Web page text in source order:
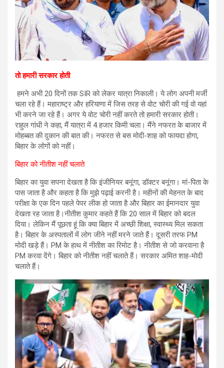
तो हमारी सरकार होती
हमने अभी 20 दिनों तक SIR को लेकर यात्रा निकाली। ये लोग अपनी मर्जी
चला रहे हैं। महाराष्ट्र और हरियाणा में जिस तरह से वोट चोरी की गई वो यहां
भी करने जा रहे हैं। अगर ये वोट चोरी नहीं करते तो हमारी सरकार होती।
राहुल गांधी ने कहा, मैं यात्रा में 4 हजार किमी चला। मैंने नफरत के बाजार में
मोहब्बत की दुकान की बात की। नफरत से बस मोदी-शाह को फायदा होगा,
बिहार के लोगों को नहीं।
बिहार को नीतीश नहीं चलाते
बिहार का युवा सपना देखता है कि इंजीनियर बनूंगा, डॉक्टर बनूंगा। मां-पिता के
पास जाता है और कहता है कि मुझे पढ़ाई करनी है। महीनों की मेहनत के बाद
परीक्षा के एक दिन पहले पेपर लीक हो जाता है और बिहार का ईमानदार युवा
देखता रह जाता है।नीतीश कुमार कहते हैं कि 20 साल में बिहार को बदल
दिया। लेकिन मैं पूछता हूं कि क्या बिहार में अच्छी शिक्षा, स्वास्थ्य मिल सकता
है। बिहार के अस्पतालों में लोग जीने नहीं मरने जाते हैं। दूसरी तरफ PM
मोदी खड़े हैं। PM के हाथ में नीतीश का रिमोट है। नीतीश से जो करवाना है
PM करवा देंगे। बिहार को नीतीश नहीं चलाते हैं। सरकार अमित शाह-मोदी
चलाते हैं।